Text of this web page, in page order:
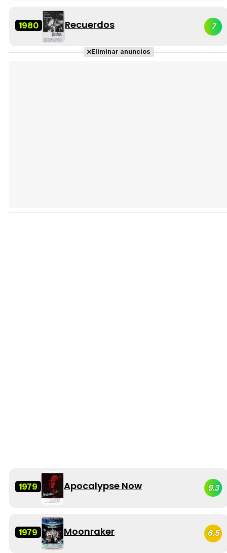
1980 Recuerdos 7
Eliminar anuncios
1979 Apocalypse Now 9.3
1979 Moonraker 6.5